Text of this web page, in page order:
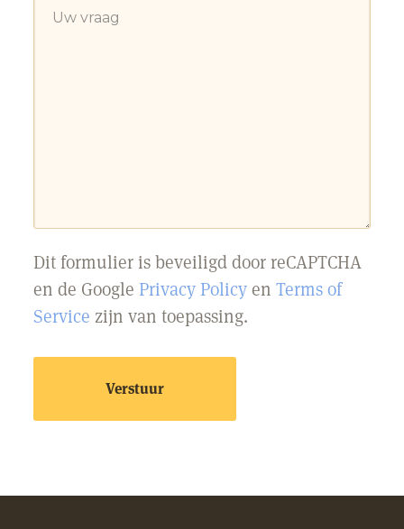
Dit formulier is beveiligd door reCAPTCHA
en de Google Privacy Policyen Terms of
Service zijn van toepassing.